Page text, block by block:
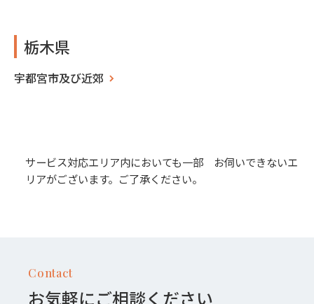
栃木県
宇都宮市及び近郊
サービス対応エリア内においても一部 お伺いできないエ
リアがございます。ご了承ください。
Contact
お気軽にご相談ください